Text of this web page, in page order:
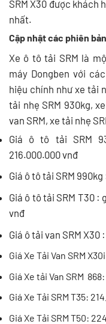
SRM X30 được khách
nhất.
Cập nhật các phiên
Xe ô tô tải SRM là
máy Dongben với
hiệu chính như xe tải
tải nhẹ SRM 930kg,
van SRM, xe tải nhẹ
Giá ô tô tải SRM
216.000.000 vnđ
Giá ô tô tải SRM
Giá ô tô tải SRM T30 :
vnđ
Giá ô tải van SRM
Giá Xe Tải Van SRM
Giá Xe tải Van SRM
Giá Xe Tải SRM T35:
Giá Xe Tải SRM T50: